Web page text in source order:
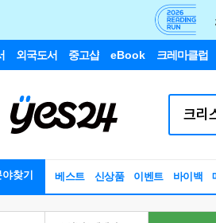
외국도서 중고샵 eBook 크레마클럽
찾기 베스트 신상품 이벤트 바이백